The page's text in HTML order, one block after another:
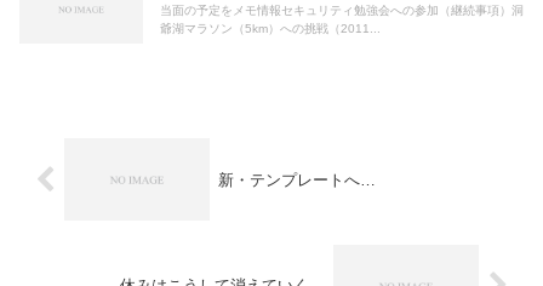
当面の予定をメモ情報セキュリティ勉強会への参加（継続事項）洞
爺湖マラソン（5km）への挑戦（2011...
新・テンプレートへ…